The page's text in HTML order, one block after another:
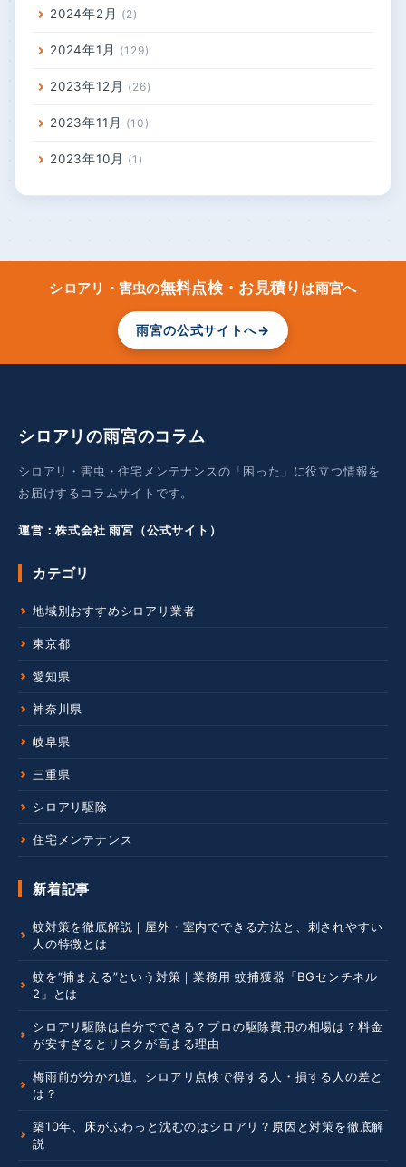
2024年2月 2
2024年1月 129
2023年12月 26
2023年11月 10
2023年10月 1
シロアリ・害虫の無料点検・お見積り は雨宮へ
雨宮の公式サイトへ→
シロアリの雨宮のコラム
シロアリ・害虫・住宅メンテナンスの「困った」に役立つ情報を
お届けするコラムサイトです。
運営：株式会社 雨宮（公式サイト）
カテゴリ
地域別おすすめシロアリ業者
東京都
愛知県
神奈川県
岐阜県
三重県
シロアリ駆除
住宅メンテナンス
新着記事
蚊対策を徹底解説｜屋外・室内でできる方法と、刺されやすい
人の特徴とは
蚊を“捕まえる”という対策｜業務用 蚊捕獲器「BGセンチネル
2」とは
シロアリ駆除は自分でできる？プロの駆除費用の相場は？料金
が安すぎるとリスクが高まる理由
梅雨前が分かれ道。シロアリ点検で得する人・損する人の差と
は？
築10年、床がふわっと沈むのはシロアリ？原因と対策を徹底解
説